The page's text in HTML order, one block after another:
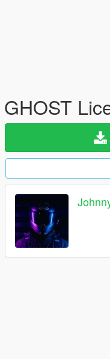
GHOST